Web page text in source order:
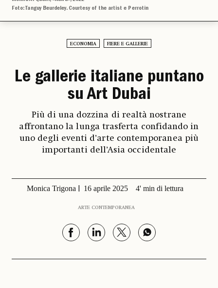
Foto: Tanguy Beurdeley. Courtesy of the artist e Perrotin
ECONOMIA FIERE E GALLERIE
Le gallerie italiane puntano
su Art Dubai
Più di una dozzina di realtà nostrane
affrontano la lunga trasferta confidando in
uno degli eventi d’arte contemporanea più
importanti dell’Asia occidentale
Monica Trigona 16 aprile 2025 4' min di lettura
ARTE CONTEMPORANEA